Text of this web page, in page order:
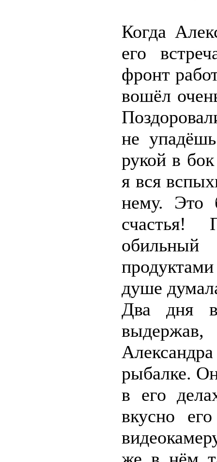
Когда
его
фронт
вошёл
не
рукой в
я вся
нему. Это
счастья!
душе
Два дня
выдержав,
рыбалке.
в его
вкусно